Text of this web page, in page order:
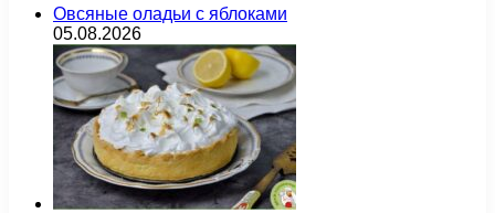
Овсяные оладьи с яблоками
05.08.2026